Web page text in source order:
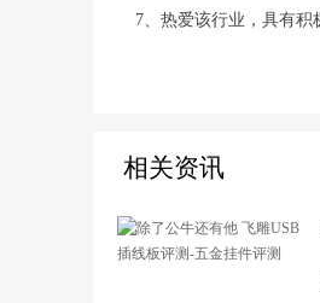
7、热爱该行业，具有积
相关资讯